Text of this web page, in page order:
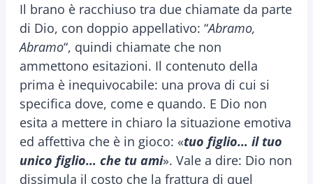
Il brano è racchiuso tra due chiamate da parte
di Dio, con doppio appellativo: “Abramo,
Abramo“, quindi chiamate che non
ammettono esitazioni. Il contenuto della
prima è inequivocabile: una prova di cui si
specifica dove, come e quando. E Dio non
esita a mettere in chiaro la situazione emotiva
ed affettiva che è in gioco: «tuo figlio… il tuo
unico figlio… che tu ami». Vale a dire: Dio non
dissimula il costo che la frattura di quel